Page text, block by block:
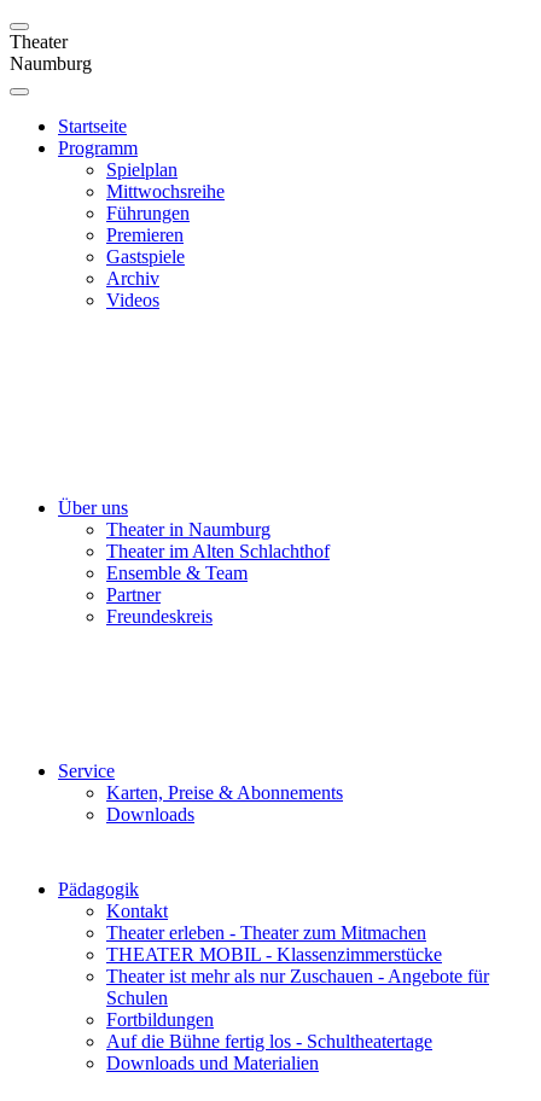
Theater
Naumburg
Startseite
Programm
Spielplan
Mittwochsreihe
Führungen
Premieren
Gastspiele
Archiv
Videos
Über uns
Theater in Naumburg
Theater im Alten Schlachthof
Ensemble & Team
Partner
Freundeskreis
Service
Karten, Preise & Abonnements
Downloads
Pädagogik
Kontakt
Theater erleben - Theater zum Mitmachen
THEATER MOBIL - Klassenzimmerstücke
Theater ist mehr als nur Zuschauen - Angebote für
Schulen
Fortbildungen
Auf die Bühne fertig los - Schultheatertage
Downloads und Materialien